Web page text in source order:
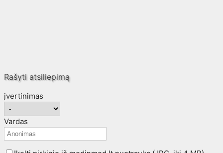
Rašyti atsiliepimą
įvertinimas
Vardas